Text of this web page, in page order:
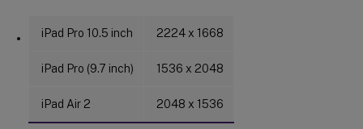
iPad Pro 10.5 inch 2224 x 1668
iPad Pro (9.7 inch) 1536 x 2048
iPad Air 2 2048 x 1536